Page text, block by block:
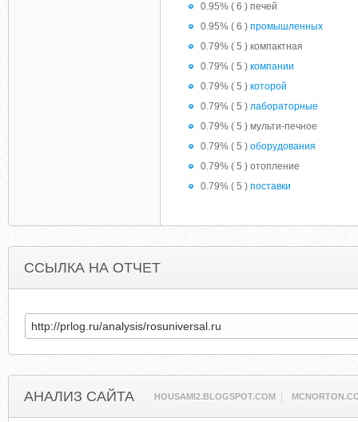
0.95% ( 6 ) печей
0.95% ( 6 ) промышленных
0.79% ( 5 ) компактная
0.79% ( 5 ) компании
0.79% ( 5 ) которой
0.79% ( 5 ) лабораторные
0.79% ( 5 ) мульти-печное
0.79% ( 5 ) оборудования
0.79% ( 5 ) отопление
0.79% ( 5 ) поставки
ССЫЛКА НА ОТЧЕТ
АНАЛИЗ САЙТА HOUSAMI2.BLOGSPOT.COM